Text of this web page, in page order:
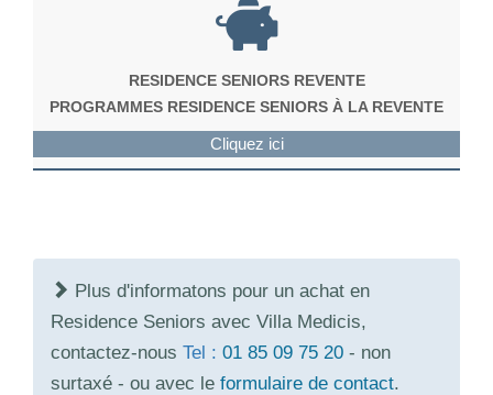
RESIDENCE SENIORS REVENTE
PROGRAMMES RESIDENCE SENIORS À LA REVENTE
Cliquez ici
Plus d'informatons pour un achat en
Residence Seniors avec Villa Medicis,
contactez-nous Tel : 01 85 09 75 20 - non
surtaxé - ou avec le formulaire de contact.